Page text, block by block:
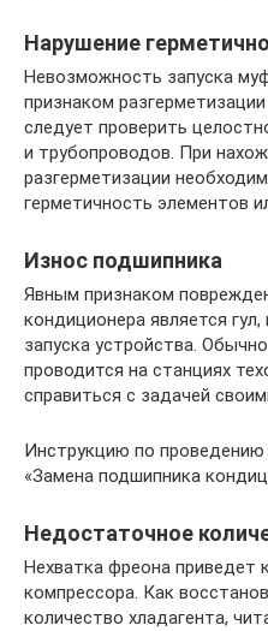
Нарушение
Невозможность запуска
признаком
следует проверить
и трубопроводов. При
разгерметизации
герметичность элементов
Износ подшипника
Явным признаком
кондиционера является
запуска устройства.
проводится на станциях
справиться с задачей
Инструкцию по
«Замена подшипника
Недостаточное
Нехватка фреона
компрессора. Как
количество хладагента,